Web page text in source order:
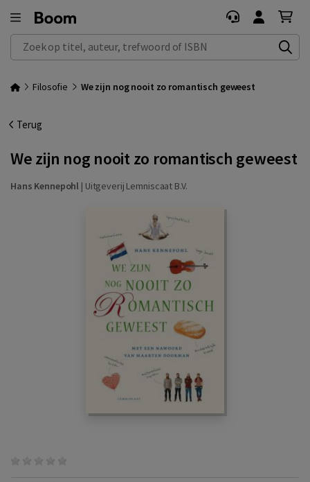
Zoek op titel, auteur, trefwoord of ISBN
Filosofie We zijn nog nooit zo romantisch geweest
Terug
We zijn nog nooit zo romantisch geweest
Hans Kennepohl | Uitgeverij Lemniscaat B.V.